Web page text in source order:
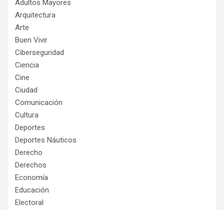
Adultos Mayores
Arquitectura
Arte
Buen Vivir
Ciberseguridad
Ciencia
Cine
Ciudad
Comunicación
Cultura
Deportes
Deportes Náuticos
Derecho
Derechos
Economía
Educación
Electoral